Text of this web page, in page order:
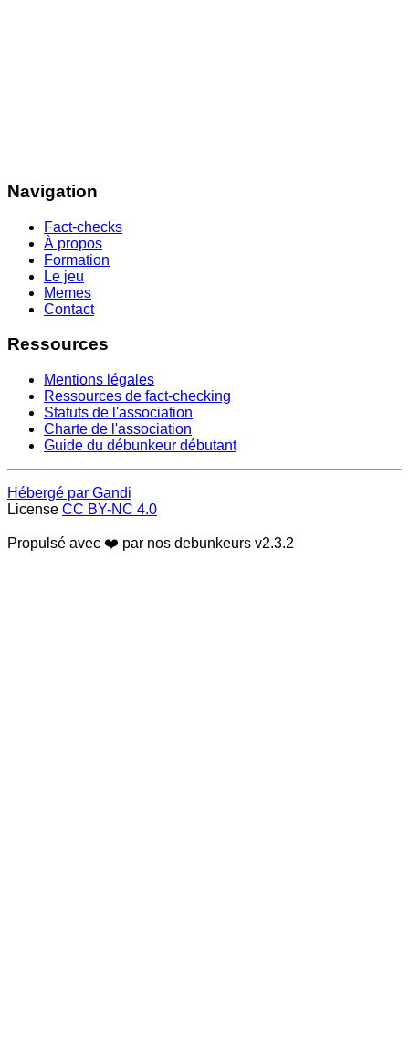
Navigation
Fact-checks
À propos
Formation
Le jeu
Memes
Contact
Ressources
Mentions légales
Ressources de fact-checking
Statuts de l'association
Charte de l'association
Guide du débunkeur débutant
Hébergé par Gandi
License CC BY-NC 4.0
Propulsé avec ❤️ par nos debunkeurs v2.3.2